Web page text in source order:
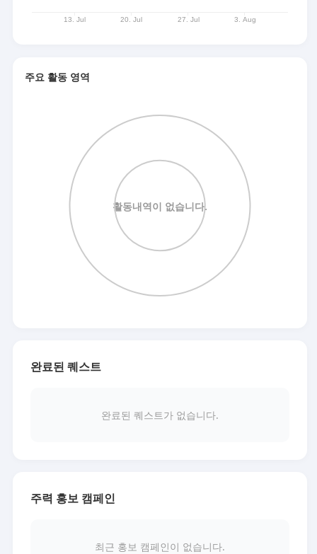
주요 활동 영역
완료된 퀘스트
완료된 퀘스트가 없습니다.
주력 홍보 캠페인
최근 홍보 캠페인이 없습니다.